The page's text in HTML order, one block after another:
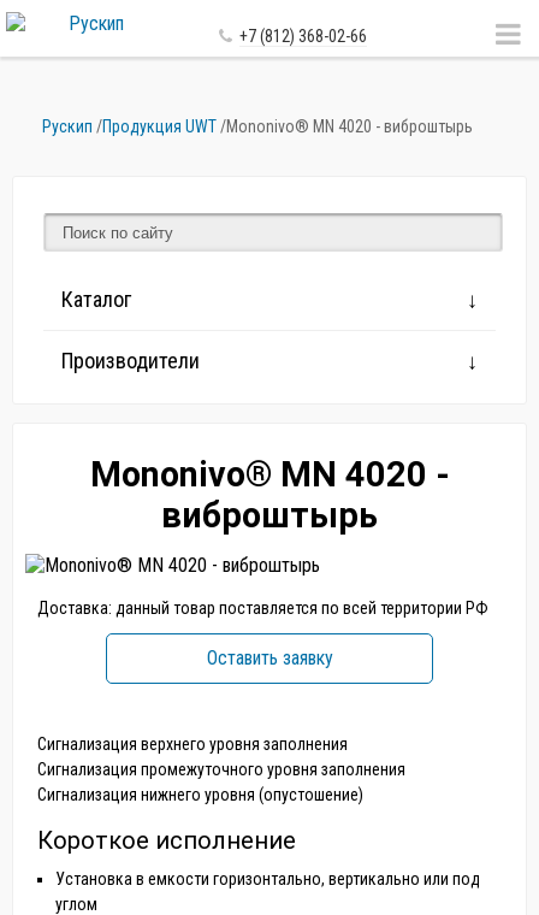
+7 (812) 368-02-66
Рускип /Продукция UWT/Mononivo® MN 4020 - виброштырь
Каталог
Производители
Mononivo® MN 4020 -
виброштырь
Доставка: данный товар поставляется по всей территории РФ
Оставить заявку
Сигнализация верхнего уровня заполнения
Сигнализация промежуточного уровня заполнения
Сигнализация нижнего уровня (опустошение)
Короткое исполнение
Установка в емкости горизонтально, вертикально или под
углом